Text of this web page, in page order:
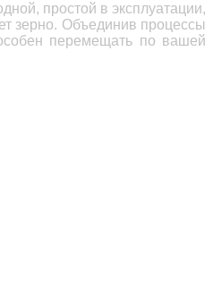
простой в эксплуатации,
зерно. Объединив процессы
перемещать по вашей